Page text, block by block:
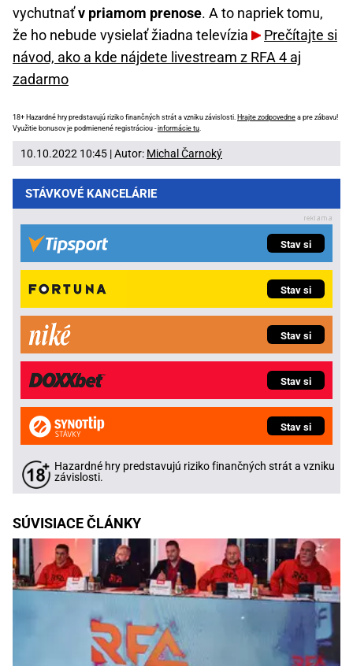
vychutnaťv priamom prenose. A to napriek tomu,
že ho nebude vysielať žiadna televízia
Prečítajte si
návod, ako a kde nájdete livestream z RFA 4 aj
zadarmo
18+ Hazardné hry predstavujú riziko finančných strát a vzniku závislosti. Hrajte zodpovedne a pre zábavu!
Využitie bonusov je podmienené registráciou -informácie tu
10.10.2022 10:45 | Autor: Michal Čarnoký
STÁVKOVÉ KANCELÁRIE
Stav si
Stav si
Stav si
Stav si
Stav si
Hazardné hry predstavujú riziko finančných strát a vzniku
závislosti.
SÚVISIACE ČLÁNKY